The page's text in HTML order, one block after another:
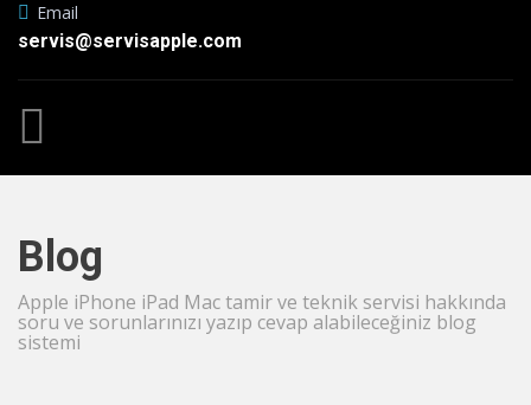
Email
servis@servisapple.com
Blog
Apple iPhone iPad Mac tamir ve teknik servisi hakkında
soru ve sorunlarınızı yazıp cevap alabileceğiniz blog
sistemi